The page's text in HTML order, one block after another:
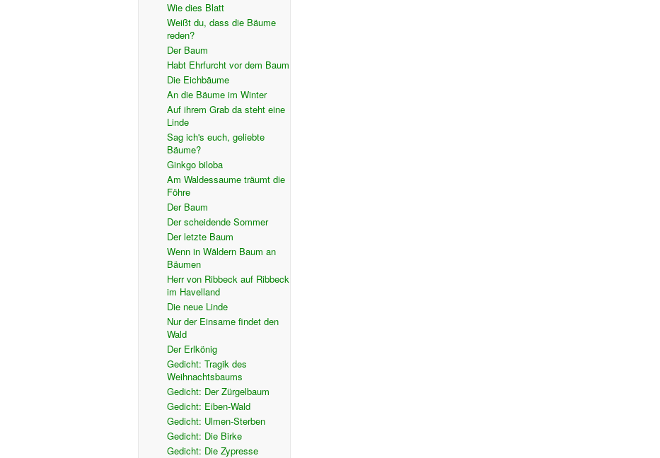
Wie dies Blatt
Weißt du, dass die Bäume
reden?
Der Baum
Habt Ehrfurcht vor dem Baum
Die Eichbäume
An die Bäume im Winter
Auf ihrem Grab da steht eine
Linde
Sag ich's euch, geliebte
Bäume?
Ginkgo biloba
Am Waldessaume träumt die
Föhre
Der Baum
Der scheidende Sommer
Der letzte Baum
Wenn in Wäldern Baum an
Bäumen
Herr von Ribbeck auf Ribbeck
im Havelland
Die neue Linde
Nur der Einsame findet den
Wald
Der Erlkönig
Gedicht: Tragik des
Weihnachtsbaums
Gedicht: Der Zürgelbaum
Gedicht: Eiben-Wald
Gedicht: Ulmen-Sterben
Gedicht: Die Birke
Gedicht: Die Zypresse